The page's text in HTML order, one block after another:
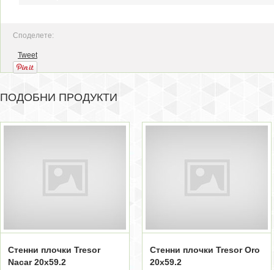
Споделете:
Tweet
ПОДОБНИ ПРОДУКТИ
Стенни плочки Tresor
Nacar 20x59.2
Стенни плочки Tresor Oro
20x59.2